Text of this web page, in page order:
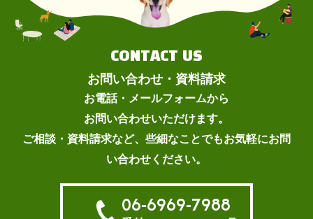
CONTACT US
お問い合わせ・資料請求
お電話・メールフォームから
お問い合わせいただけます。
ご相談・資料請求など、些細なことでもお気軽にお問
い合わせください。
06-6969-7988